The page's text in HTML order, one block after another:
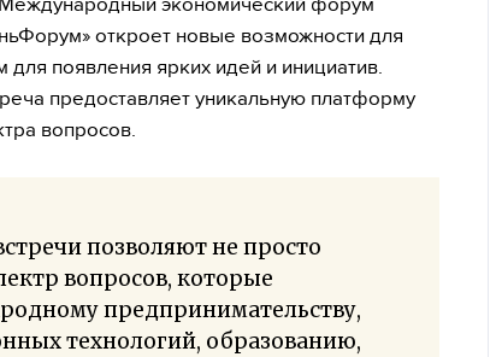
откроет новые возможности для
появления ярких идей и инициатив.
предоставляет уникальную платформу
вопросов.
позволяют не просто
вопросов, которые
предпринимательству,
технологий, образованию,